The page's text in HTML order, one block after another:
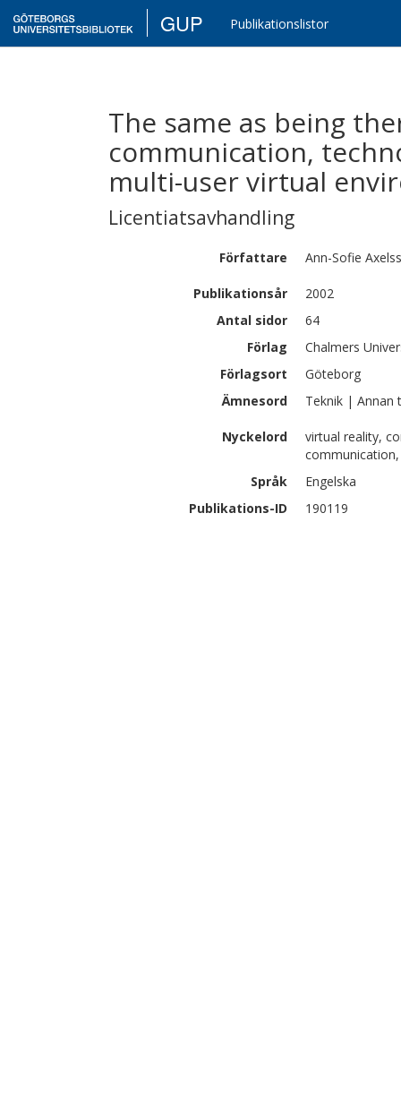
GUP Publikationslistor
The same as being
communication,
multi-user virtual
Licentiatsavhandling
Författare Ann-Sofie
Publikationsår
2002
Antal sidor
64
Förlag
Chalmers
Förlagsort
Göteborg
Ämnesord
Teknik | Annan
Nyckelord
virtual reality,
Språk
Engelska
Publikations-ID
190119